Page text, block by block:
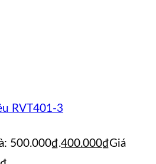
RVT401-3
500.000₫.400.000₫Giá